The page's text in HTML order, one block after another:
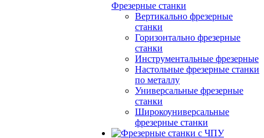
Фрезерные станки
Вертикально фрезерные
станки
Горизонтально фрезерные
станки
Инструментальные фрезерные
Настольные фрезерные станки
по металлу
Универсальные фрезерные
станки
Широкоуниверсальные
фрезерные станки